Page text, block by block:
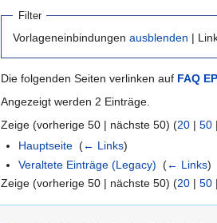
Filter
Vorlageneinbindungen ausblenden |
Die folgenden Seiten verlinken auf FAQ
Angezeigt werden 2 Einträge.
Zeige (vorherige 50 | nächste 50) (20 | 50
Hauptseite ‎(← Links)
Veraltete Einträge (Legacy) ‎(← Links)
Zeige (vorherige 50 | nächste 50) (20 | 50